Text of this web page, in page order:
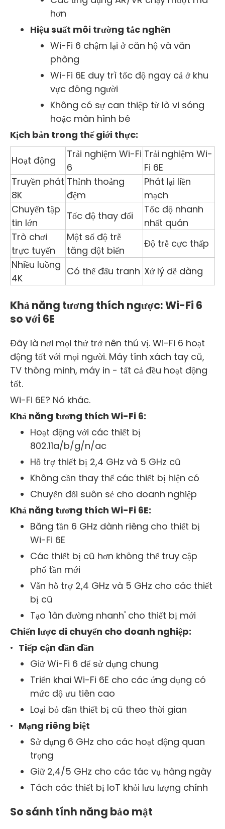
hơn
Hiệu suất môi trường tắc nghẽn
Wi-Fi 6 chậm lại ở căn hộ và văn
phòng
Wi-Fi 6E duy trì tốc độ ngay cả ở khu
vực đông người
Không có sự can thiệp từ lò vi sóng
hoặc màn hình bé
Kịch bản trong thế giới thực:
Hoạt động
Trải nghiệm Wi-Fi
6
Trải nghiệm Wi-
Fi 6E
Truyền phát
8K
Thỉnh thoảng
đệm
Phát lại liền
mạch
Chuyển tập
tin lớn
Tốc độ thay đổi
Tốc độ nhanh
nhất quán
Trò chơi
trực tuyến
Một số độ trễ
tăng đột biến
Độ trễ cực thấp
Nhiều luồng
4K
Có thể đấu tranh Xử lý dễ dàng
Khả năng tương thích ngược: Wi-Fi 6
so với 6E
Đây là nơi mọi thứ trở nên thú vị. Wi-Fi 6 hoạt
động tốt với mọi người. Máy tính xách tay cũ,
TV thông minh, máy in - tất cả đều hoạt động
tốt.
Wi-Fi 6E? Nó khác.
Khả năng tương thích Wi-Fi 6:
Hoạt động với các thiết bị
802.11a/b/g/n/ac
Hỗ trợ thiết bị 2,4 GHz và 5 GHz cũ
Không cần thay thế các thiết bị hiện có
Chuyển đổi suôn sẻ cho doanh nghiệp
Khả năng tương thích Wi-Fi 6E:
Băng tần 6 GHz dành riêng cho thiết bị
Wi-Fi 6E
Các thiết bị cũ hơn không thể truy cập
phổ tần mới
Vẫn hỗ trợ 2,4 GHz và 5 GHz cho các thiết
bị cũ
Tạo 'làn đường nhanh' cho thiết bị mới
Chiến lược di chuyển cho doanh nghiệp:
• Tiếp cận dần dần
Giữ Wi-Fi 6 để sử dụng chung
Triển khai Wi-Fi 6E cho các ứng dụng có
mức độ ưu tiên cao
Loại bỏ dần thiết bị cũ theo thời gian
• Mạng riêng biệt
Sử dụng 6 GHz cho các hoạt động quan
trọng
Giữ 2,4/5 GHz cho các tác vụ hàng ngày
Tách các thiết bị IoT khỏi lưu lượng chính
So sánh tính năng bảo mật